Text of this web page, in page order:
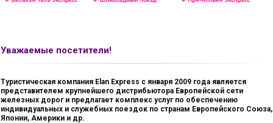
Уважаемые посетители!
Туристическая компания Elan Express с января 2009 года является
представителем крупнейшего дистрибьютора Европейской сети
железных дорог и предлагает комплекс услуг по обеспечению
индивидуальных и служебных поездок по странам Европейского Союза,
Японии, Америки и др.